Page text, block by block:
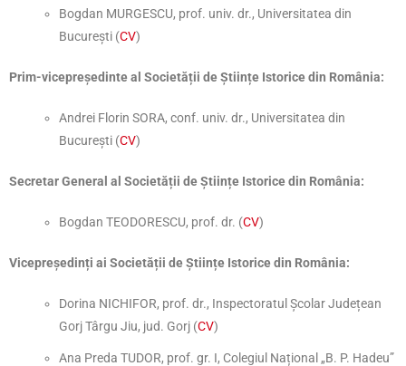
Bogdan MURGESCU, prof. univ. dr., Universitatea din
București (CV)
Prim-vicepreședinte al Societății de Științe Istorice din România:
Andrei Florin SORA, conf. univ. dr., Universitatea din
București (CV)
Secretar General al Societății de Științe Istorice din România:
Bogdan TEODORESCU, prof. dr. (CV)
Vicepreședinți ai Societății de Științe Istorice din România:
Dorina NICHIFOR, prof. dr., Inspectoratul Școlar Județean
Gorj Târgu Jiu, jud. Gorj (CV)
Ana Preda TUDOR, prof. gr. I, Colegiul Național „B. P. Hadeu”